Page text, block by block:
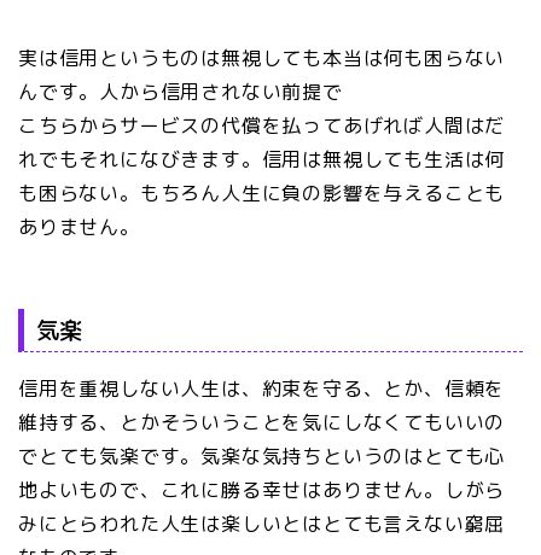
実は信用というものは無視しても本当は何も困らない
んです。人から信用されない前提で
こちらからサービスの代償を払ってあげれば人間はだ
れでもそれになびきます。信用は無視しても生活は何
も困らない。もちろん人生に負の影響を与えることも
ありません。
気楽
信用を重視しない人生は、約束を守る、とか、信頼を
維持する、とかそういうことを気にしなくてもいいの
でとても気楽です。気楽な気持ちというのはとても心
地よいもので、これに勝る幸せはありません。しがら
みにとらわれた人生は楽しいとはとても言えない窮屈